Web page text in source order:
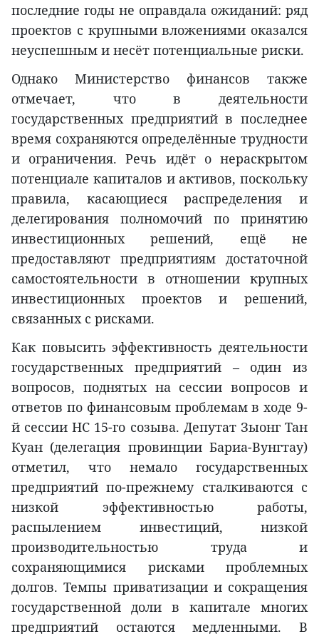
последние годы не оправдала ожиданий: ряд
проектов с крупными вложениями оказался
неуспешным и несёт потенциальные риски.
Однако Министерство финансов также
отмечает, что в деятельности
государственных предприятий в последнее
время сохраняются определённые трудности
и ограничения. Речь идёт о нераскрытом
потенциале капиталов и активов, поскольку
правила, касающиеся распределения и
делегирования полномочий по принятию
инвестиционных решений, ещё не
предоставляют предприятиям достаточной
самостоятельности в отношении крупных
инвестиционных проектов и решений,
связанных с рисками.
Как повысить эффективность деятельности
государственных предприятий – один из
вопросов, поднятых на сессии вопросов и
ответов по финансовым проблемам в ходе 9-
й сессии НС 15-го созыва. Депутат Зыонг Тан
Куан (делегация провинции Бариа-Вунгтау)
отметил, что немало государственных
предприятий по-прежнему сталкиваются с
низкой эффективностью работы,
распылением инвестиций, низкой
производительностью труда и
сохраняющимися рисками проблемных
долгов. Темпы приватизации и сокращения
государственной доли в капитале многих
предприятий остаются медленными. В